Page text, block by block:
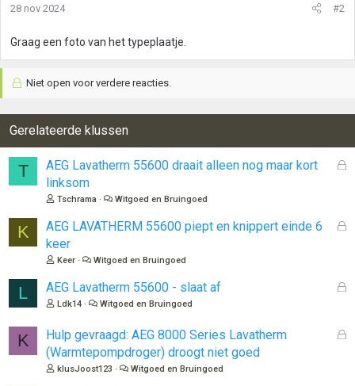
28 nov 2024 #2
Graag een foto van het typeplaatje.
Niet open voor verdere reacties.
Gerelateerde klussen
T
G
o
AEG Lavatherm 55600 draait alleen nog maar kort
linksom
Tschrama Witgoed en Bruingoed
K
G
o
AEG LAVATHERM 55600 piept en knippert einde 6
keer
Keer Witgoed en Bruingoed
L
G
AEG Lavatherm 55600 - slaat af
Ldk14 Witgoed en Bruingoed
K
G
Hulp gevraagd: AEG 8000 Series Lavatherm
(Warmtepompdroger) droogt niet goed
klusJoost123 Witgoed en Bruingoed